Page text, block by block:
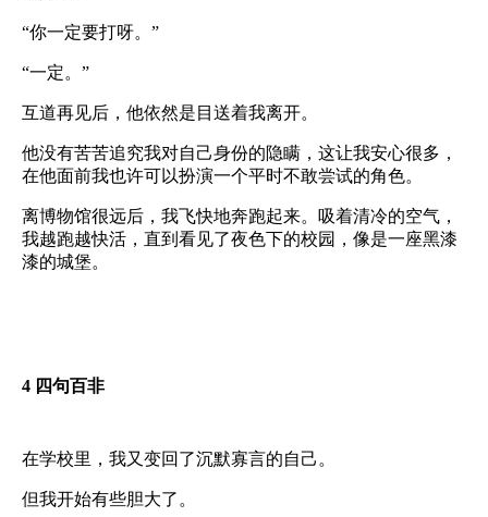
“你一定要打呀。”
“一定。”
互道再见后，他依然是目送着我离开。
他没有苦苦追究我对自己身份的隐瞒，这让我安心很多，
在他面前我也许可以扮演一个平时不敢尝试的角色。
离博物馆很远后，我飞快地奔跑起来。吸着清冷的空气，
我越跑越快活，直到看见了夜色下的校园，像是一座黑漆
漆的城堡。
4 四句百非
在学校里，我又变回了沉默寡言的自己。
但我开始有些胆大了。